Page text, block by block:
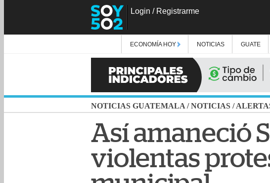
Login / Registrarme
ECONOMÍA HOY NOTICIAS GUATE
NOTICIAS GUATEMALA /NOTICIAS /
Así amaneció
violentas